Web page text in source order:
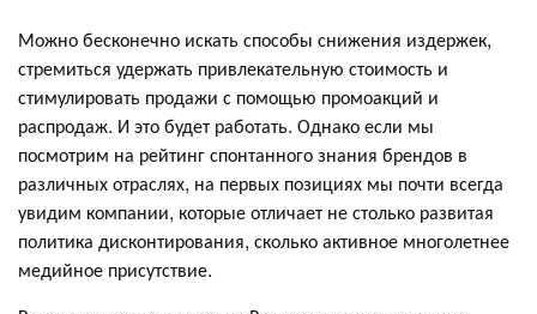
Можно бесконечно искать способы снижения издержек,
стремиться удержать привлекательную стоимость и
стимулировать продажи с помощью промоакций и
распродаж. И это будет работать. Однако если мы
посмотрим на рейтинг спонтанного знания брендов в
различных отраслях, на первых позициях мы почти всегда
увидим компании, которые отличает не столько развитая
политика дисконтирования, сколько активное многолетнее
медийное присутствие.